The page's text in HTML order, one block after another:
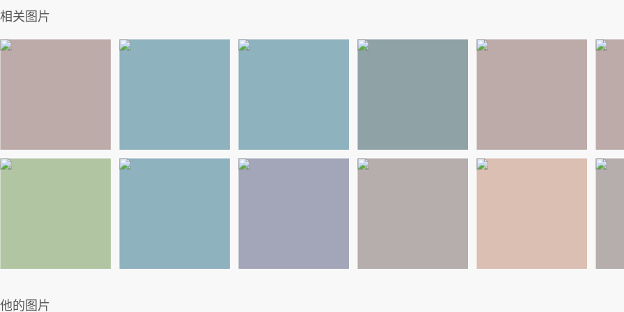
相关图片
他的图片